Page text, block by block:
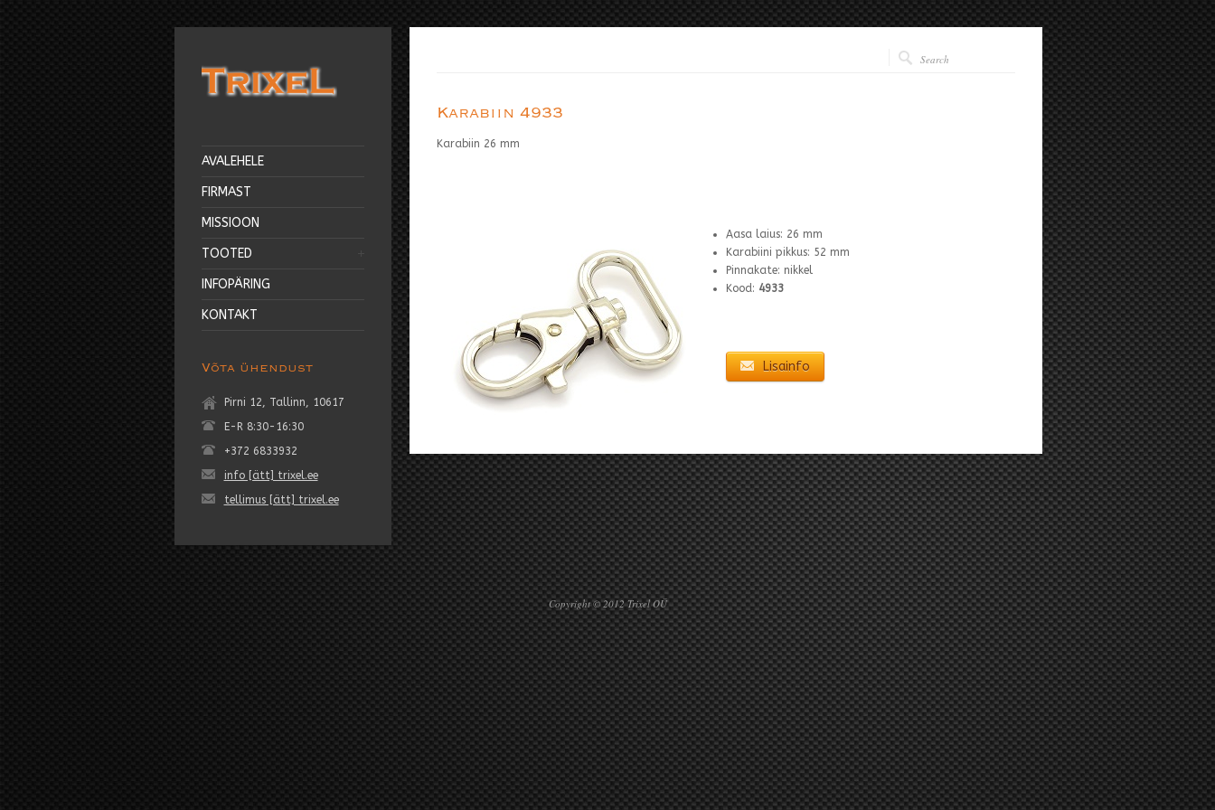
Karabiin 4933
Karabiin 26 mm
Aasa laius: 26 mm
Karabiini pikkus: 52 mm
Pinnakate: nikkel
Kood: 4933
Lisainfo
AVALEHELE
FIRMAST
MISSIOON
TOOTED
INFOPÄRING
KONTAKT
Võta ühendust
Pirni 12, Tallinn, 10617
E-R 8:30-16:30
+372 6833932
info [ätt] trixel.ee
tellimus [ätt] trixel.ee
Copyright © 2012 Trixel OÜ